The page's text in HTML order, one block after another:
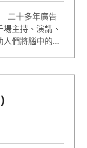
⼆⼗多年廣告
主持、演講、
們將腦中的想
陪跑協助上百位
講提案、業務
⽬前同時擔任
導師。 著
的商業表達